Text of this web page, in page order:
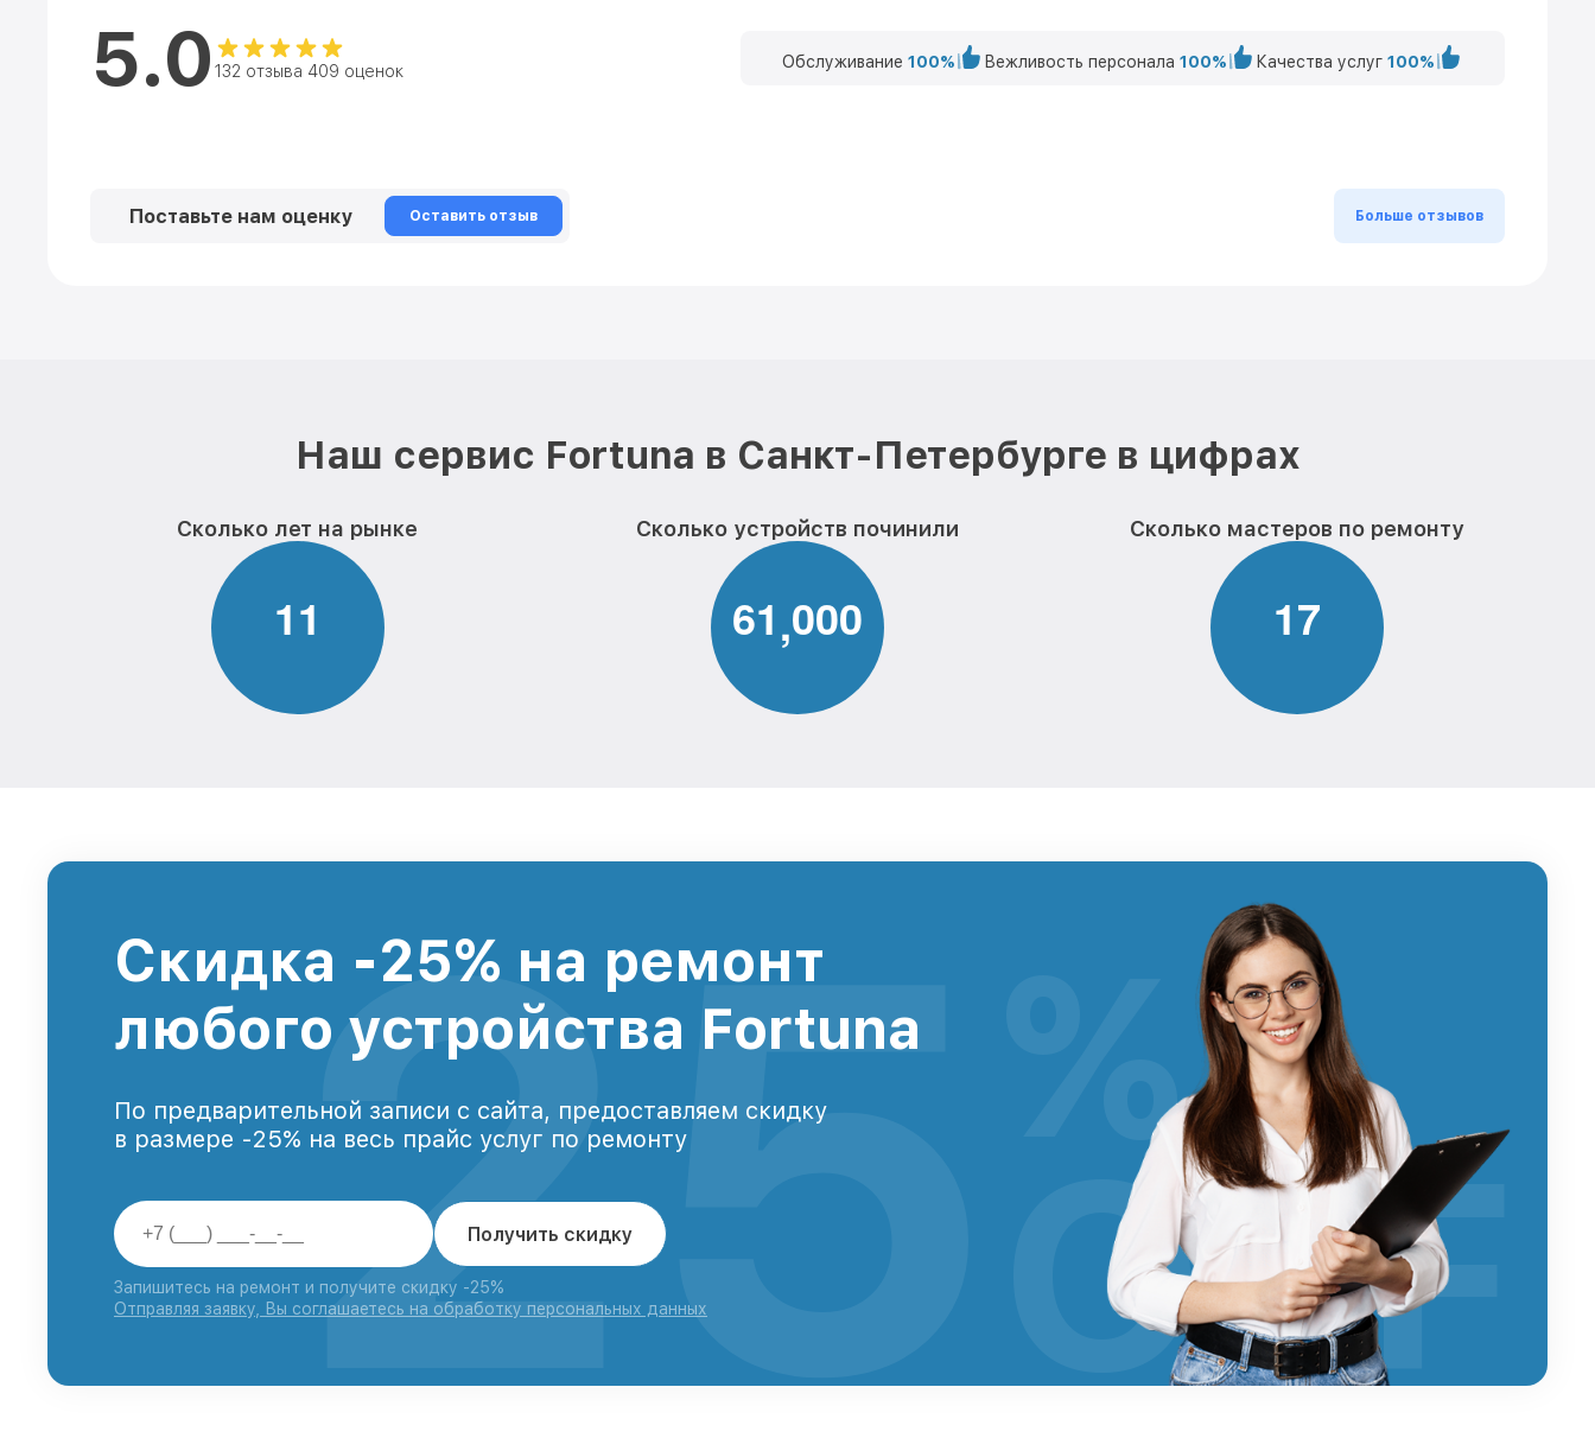
5.0 132 отзыва 409 оценок Обслуживание 100% Вежливость персонала 100% Качества услуг 100%
Поставьте нам оценку Оставить отзыв Больше отзывов
Наш сервис Fortuna в Санкт-Петербурге в цифрах
Сколько лет на рынке
11
Сколько устройств починили
61,000
Сколько мастеров по ремонту
17
Скидка -25% на ремонт
любого устройства Fortuna
По предварительной записи с сайта, предоставляем скидку
в размере -25% на весь прайс услуг по ремонту
Получить скидку
Запишитесь на ремонт и получите скидку -25%
Отправляя заявку, Вы соглашаетесь на обработку персональных данных
25 %
OFF